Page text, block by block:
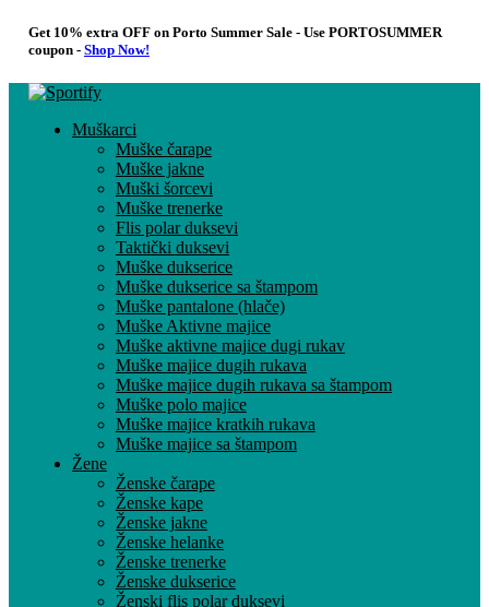
Get 10% extra OFF on Porto Summer Sale - Use PORTOSUMMER
coupon - Shop Now!
Muškarci
Muške čarape
Muške jakne
Muški šorcevi
Muške trenerke
Flis polar duksevi
Taktički duksevi
Muške dukserice
Muške dukserice sa štampom
Muške pantalone (hlače)
Muške Aktivne majice
Muške aktivne majice dugi rukav
Muške majice dugih rukava
Muške majice dugih rukava sa štampom
Muške polo majice
Muške majice kratkih rukava
Muške majice sa štampom
Žene
Ženske čarape
Ženske kape
Ženske jakne
Ženske helanke
Ženske trenerke
Ženske dukserice
Ženski flis polar duksevi